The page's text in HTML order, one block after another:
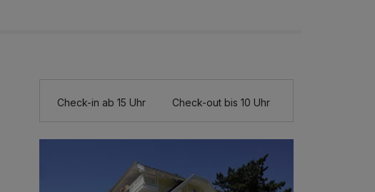
Check-in ab 15 Uhr Check-out bis 10 Uhr